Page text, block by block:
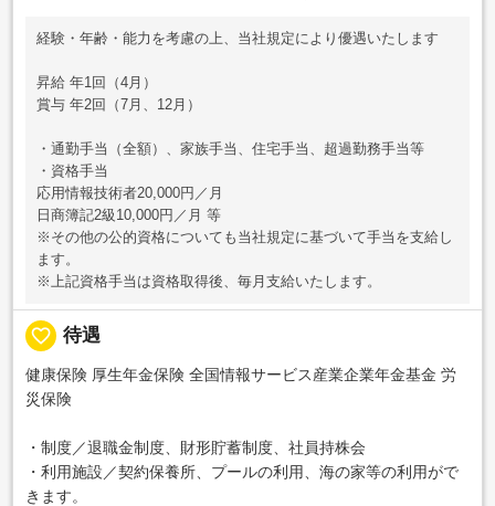
経験・年齢・能力を考慮の上、当社規定により優遇いたします
昇給 年1回（4月）
賞与 年2回（7月、12月）
・通勤手当（全額）、家族手当、住宅手当、超過勤務手当等
・資格手当
応用情報技術者20,000円／月
日商簿記2級10,000円／月 等
※その他の公的資格についても当社規定に基づいて手当を支給し
ます。
※上記資格手当は資格取得後、毎月支給いたします。
favorite_border 待遇
健康保険 厚生年金保険 全国情報サービス産業企業年金基金 労
災保険
・制度／退職金制度、財形貯蓄制度、社員持株会
・利用施設／契約保養所、プールの利用、海の家等の利用がで
きます。